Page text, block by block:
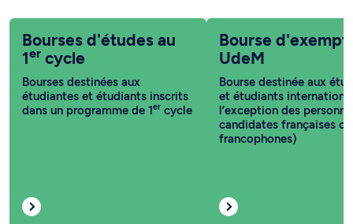
Bourses d'études au
1er cycle
Bourses destinées aux
étudiantes et étudiants inscrits
dans un programme de 1er cycle
Bourse
UdeM
Bourse destinée aux
et étudiants
l’exception des
candidates françaises
francophones)